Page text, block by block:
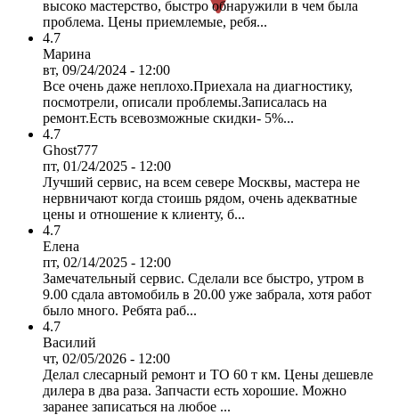
высоко мастерство, быстро обнаружили в чем была
проблема. Цены приемлемые, ребя...
4.7
Марина
вт, 09/24/2024 - 12:00
Все очень даже неплохо.Приехала на диагностику,
посмотрели, описали проблемы.Записалась на
ремонт.Есть всевозможные скидки- 5%...
4.7
Ghost777
пт, 01/24/2025 - 12:00
Лучший сервис, на всем севере Москвы, мастера не
нервничают когда стоишь рядом, очень адекватные
цены и отношение к клиенту, б...
4.7
Елена
пт, 02/14/2025 - 12:00
Замечательный сервис. Сделали все быстро, утром в
9.00 сдала автомобиль в 20.00 уже забрала, хотя работ
было много. Ребята раб...
4.7
Василий
чт, 02/05/2026 - 12:00
Делал слесарный ремонт и ТО 60 т км. Цены дешевле
дилера в два раза. Запчасти есть хорошие. Можно
заранее записаться на любое ...